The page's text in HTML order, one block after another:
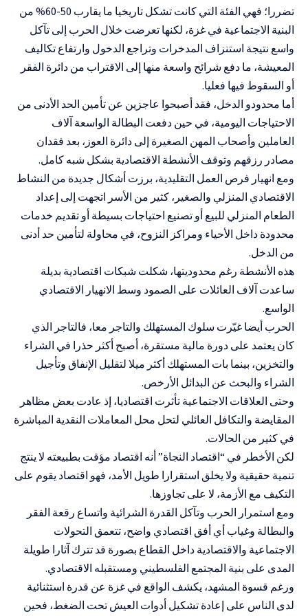
تضررا؛ فهي الفئة التي كانت تشكل تاريخيا ما يقارب 50-60% من
البنية الاجتماعية في غزة، لكنها تعرضت خلال الحرب إلى تآكل
واسع نتيجة استنزاف المدخرات وتراجع الدخول وارتفاع تكاليف
المعيشة، ما دفع شرائح واسعة منها إلى الاقتراب من دائرة الفقر
أو السقوط فيها فعليا.
أما محدودو الدخل، فقد أصبحوا عاجزين عن تأمين الحد الأدنى من
الاحتياجات اليومية، في حين دفعت البطالة الواسعة آلاف
العاملين وأصحاب المهن الصغيرة إلى دائرة العوز، بعد فقدان
مصادر رزقهم وتوقف الأنشطة الاقتصادية بشكل شبه كامل.
ومع انهيار فرص العمل التقليدية، برزت أشكال جديدة من النشاط
الاقتصادي المنزلي والصغير، كثير من الأسر اتجهت إلى إعداد
الطعام المنزلي للبيع أو تصنيع احتياجات بسيطة أو تقديم خدمات
محدودة داخل الأحياء ومراكز النزوح، في محاولة لتأمين حد أدنى
من الدخل.
هذه الأنشطة رغم محدوديتها، شكلت شبكات اقتصادية بديلة
ساعدت آلاف العائلات على الصمود وسط الانهيار الاقتصادي
الواسع.
الحرب أيضا غيّرت سلوك المستهلك والتاجر معا، فالتاجر الذي
كان يعتمد على دورة مالية مستقرة، أصبح أكثر حذرا في الشراء
والتخزين، بينما بات المستهلك أكثر ميلا لتقليل الإنفاق وتأجيل
الشراء والبحث عن البدائل الأرخص.
وحتى العلاقات الاجتماعية تأثرت اقتصاديا، إذ عادت بعض مظاهر
المقايضة والتكافل العائلي لتحل محل المعاملات النقدية المباشرة
في كثير من الحالات.
لكن الأخطر في “اقتصاد النجاة” أنه اقتصاد مؤقت بطبيعته لا ينتج
تنمية حقيقية ولا يخلق استقرارا طويل الأمد، فهو اقتصاد يقوم على
التكيف مع الأزمة، لا على تجاوزها.
ومع استمرار الحرب وتآكل القدرة الشرائية واتساع رقعة الفقر
والبطالة وغياب أي أفق اقتصادي واضح، تتعمق التحولات
الاجتماعية والاقتصادية داخل القطاع بصورة قد تترك آثارا طويلة
المدى على بنية المجتمع الفلسطيني ومستقبله الاقتصادي.
ورغم قسوة المشهد، يكشف الواقع في غزة عن قدرة استثنائية
لدى الناس على إعادة تشكيل أدوات العيش تحت الضغط، فحين